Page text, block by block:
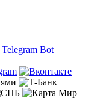
Telegram Bot